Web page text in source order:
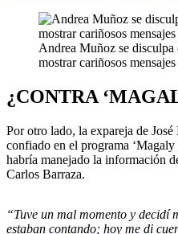
Andrea Muñoz se disculpa
mostrar cariñosos
¿CONTRA
Por otro lado, la expareja de
confiado en el programa
habría manejado la información
Carlos Barraza.
“Tuve un mal momento y decidí
estaban contando; hoy me di